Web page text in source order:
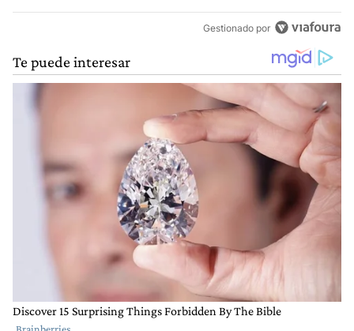
Gestionado por